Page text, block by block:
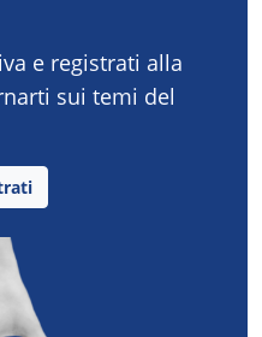
e registrati alla
sui temi del